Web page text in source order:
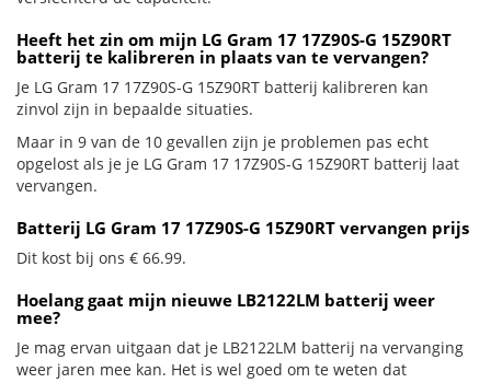
Heeft het zin om mijn LG Gram 17 17Z90S-G 15Z90RT
batterij te kalibreren in plaats van te vervangen?
Je LG Gram 17 17Z90S-G 15Z90RT batterij kalibreren kan
zinvol zijn in bepaalde situaties.
Maar in 9 van de 10 gevallen zijn je problemen pas echt
opgelost als je je LG Gram 17 17Z90S-G 15Z90RT batterij laat
vervangen.
Batterij LG Gram 17 17Z90S-G 15Z90RT vervangen prijs
Dit kost bij ons € 66.99.
Hoelang gaat mijn nieuwe LB2122LM batterij weer
mee?
Je mag ervan uitgaan dat je LB2122LM batterij na vervanging
weer jaren mee kan. Het is wel goed om te weten dat